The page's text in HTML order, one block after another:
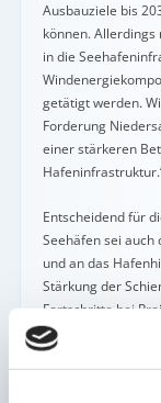
Ausbauziele bis
können.
in die
getätigt werden.
Forderung
einer stärkeren
Entscheidend für
Seehäfen sei
und an das
Stärkung der
Fortschritte bei
20 und den
und Unterweser